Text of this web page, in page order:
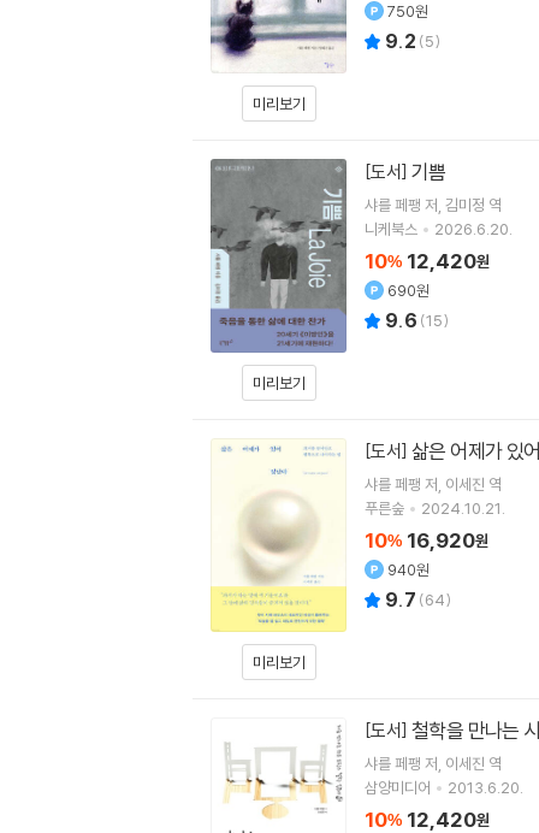
미리보기
750원
9.2 (5)
미리보기
[도서] 기쁨
샤를 페팽 저 김미정 역
니케북스
2026.6.20.
10% 12,420원
690원
9.6 (15)
미리보기
[도서] 삶은 어제가 있
샤를 페팽 저 이세진 역
푸른숲
2024.10.21.
10% 16,920원
940원
9.7 (64)
[도서] 철학을 만나는
샤를 페팽 저 이세진 역
삼양미디어
2013.6.20.
10% 12,420원